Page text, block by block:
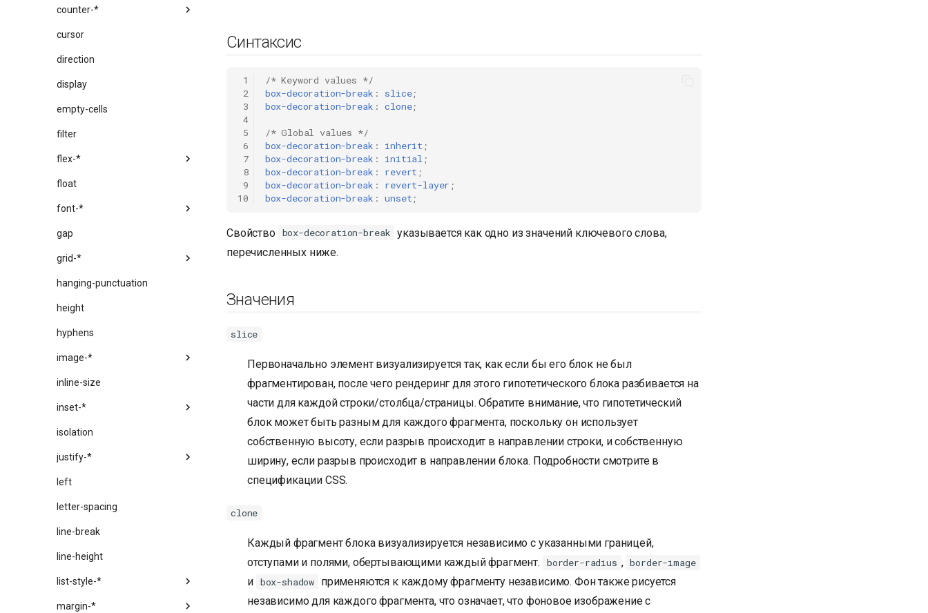
counter-*
cursor
direction
display
empty-cells
filter
flex-*
float
font-*
gap
grid-*
hanging-punctuation
height
hyphens
image-*
inline-size
inset-*
isolation
justify-*
left
letter-spacing
line-break
line-height
list-style-*
margin-*
Синтаксис
1
2
3
4
5
6
7
8
9
10
/* Keyword values */
box-decoration-break : slice;
box-decoration-break : clone;
/* Global values */
box-decoration-break : inherit ;
box-decoration-break : initial ;
box-decoration-break : revert ;
box-decoration-break : revert-layer ;
box-decoration-break : unset;
Свойство box-decoration-break указывается как одно из значений ключевого слова,
перечисленных ниже.
Значения
slice
Первоначально элемент визуализируется так, как если бы его блок не был
фрагментирован, после чего рендеринг для этого гипотетического блока разбивается на
части для каждой строки/столбца/страницы. Обратите внимание, что гипотетический
блок может быть разным для каждого фрагмента, поскольку он использует
собственную высоту, если разрыв происходит в направлении строки, и собственную
ширину, если разрыв происходит в направлении блока. Подробности смотрите в
спецификации CSS.
clone
Каждый фрагмент блока визуализируется независимо с указанными границей,
отступами и полями, обертывающими каждый фрагмент.
border-radius , border-image
и box-shadow
применяются к каждому фрагменту независимо. Фон также рисуется
независимо для каждого фрагмента, что означает, что фоновое изображение с